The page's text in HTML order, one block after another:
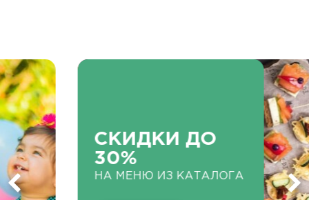
СКИДКИ ДО
30%
НА МЕНЮ ИЗ КАТАЛОГА